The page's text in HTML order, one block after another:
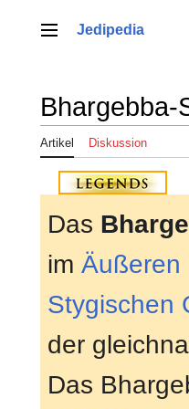
springenHauptmenü
Jedipedia
Bhargebba-
Artikel Diskussion
Das
im Äußeren
Stygischen
der
Das